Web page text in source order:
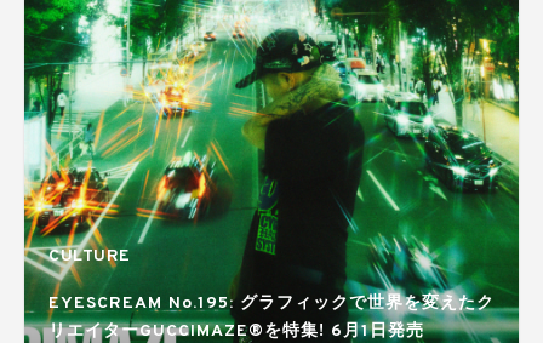
CULTURE
EYESCREAM No.195: グラフィックで世界を変えたク
リエイターGUCCIMAZE®を特集! 6月1日発売